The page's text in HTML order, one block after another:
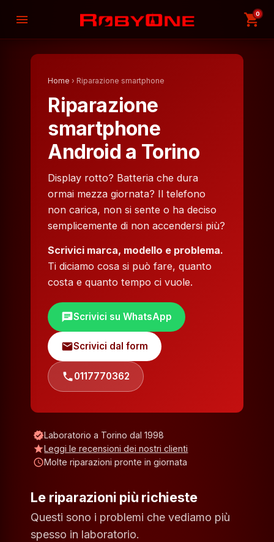
menu shopping_cart
0
Home › Riparazione smartphone
Riparazione
smartphone
Android a Torino
Display rotto? Batteria che dura
ormai mezza giornata? Il telefono
non carica, non si sente o ha deciso
semplicemente di non accendersi più?
Scrivici marca, modello e problema.
Ti diciamo cosa si può fare, quanto
costa e quanto tempo ci vuole.
chatScrivici su WhatsApp
mailScrivici dal form
phone0117770362
verifiedLaboratorio a Torino dal 1998
starLeggi le recensioni dei nostri clienti
scheduleMolte riparazioni pronte in giornata
Le riparazioni più richieste
Questi sono i problemi che vediamo più
spesso in laboratorio.